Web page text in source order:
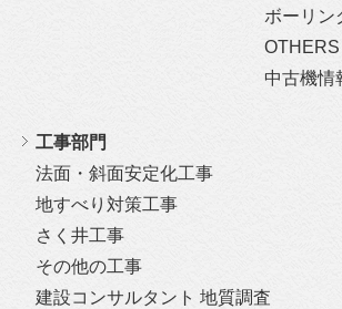
ボーリン
OTHERS
中古機情
工事部門
法面・斜面安定化工事
地すべり対策工事
さく井工事
その他の工事
建設コンサルタント 地質調査